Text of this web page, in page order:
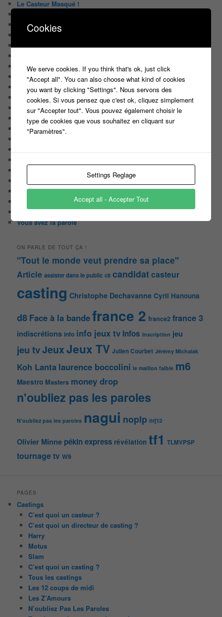
Le Casteur Masqué !
Le journal de bord du Blog
Les derniers castings
Les indiscrétions de la petite souris
Les infos du net
LES INTRIGUES DE MILADY
Les pages du blog
Les pages réservées aux abonnées
Les papiers du journaliste Masqué
Les Portraits de Fannette
Public aux enregistrements
Sondages
uncategorized
Vous avez la parole
ON PARLE DE TOUT ÇA !
"Tout le monde veut prendre sa place"
Article assister dans le public c8 candidatcasteur
casting Christophe Dechavanne Cyril Hanouna
d8 Face à la bandefrance 2 france2 france 3
indiscrétions info info jeux tv Infos Inscription jeu
jeu tvJeuxJeux TV Julien Courbet Jérémy Michalak
Koh Lanta laurence boccolini le maillon faible m6
Maestro Masters money drop
n'oubliez pas les paroles
N'oubliez pas les paroles nagui noplp nrj12
Olivier Minne pékin express révélation tf1 TLMVPSP
tournagetv W9
PAGES
Castings
C’est quoi un casteur ?
C’est quoi un directeur de casting ?
Harry
Motus
Slam
C’est quoi un casting ?
Tous les castings
Les 12 coups de midi
Les Z’Amours
N’oubliez Pas Les Paroles
Cookies
We serve cookies. If you think that's ok, just click
"Accept all". You can also choose what kind of cookies
you want by clicking "Settings". Nous servons des
cookies. Si vous pensez que c'est ok, cliquez simplement
sur "Accepter tout". Vous pouvez également choisir le
type de cookies que vous souhaitez en cliquant sur
"Paramètres".
Settings Reglage
Accept all - Accepter Tout